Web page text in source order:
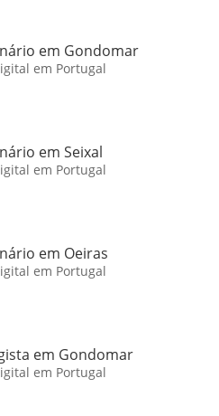
em Gondomar
em Portugal
em Seixal
em Portugal
em Oeiras
em Portugal
em Gondomar
em Portugal